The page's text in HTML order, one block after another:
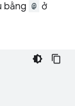
bằng @ ở